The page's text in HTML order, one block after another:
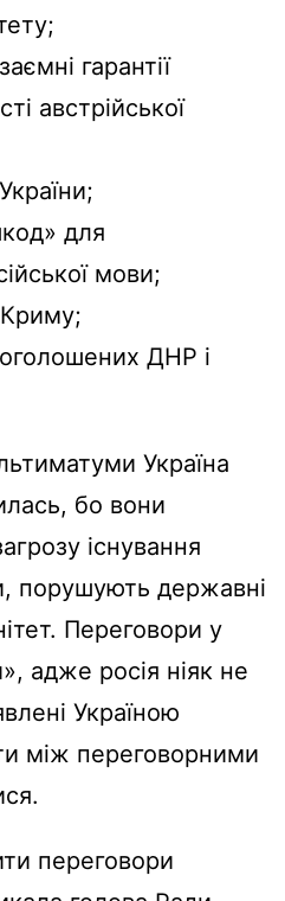
гарантії
австрійської
для
мови;
Криму;
ДНР і
Україна
бо вони
існування
порушують державні
Переговори у
адже росія ніяк не
Україною
між переговорними
переговори